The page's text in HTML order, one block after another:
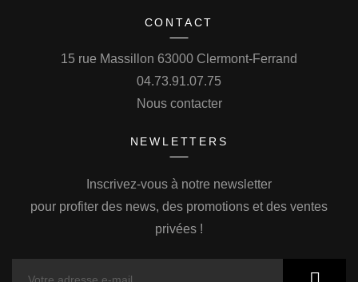
CONTACT
15 rue Massillon 63000 Clermont-Ferrand
04.73.91.07.75
Nous contacter
NEWLETTERS
Inscrivez-vous à notre newsletter
pour profiter des news, des promotions et des ventes
privées !